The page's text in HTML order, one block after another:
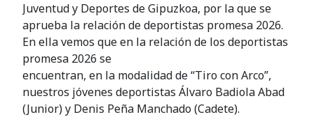
Juventud y Deportes de Gipuzkoa, por la que se
aprueba la relación de deportistas promesa 2026.
En ella vemos que en la relación de los deportistas
promesa 2026 se
encuentran, en la modalidad de “Tiro con Arco”,
nuestros jóvenes deportistas Álvaro Badiola Abad
(Junior) y Denis Peña Manchado (Cadete).